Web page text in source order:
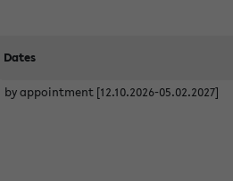
Dates
by appointment [12.10.2026-05.02.2027]